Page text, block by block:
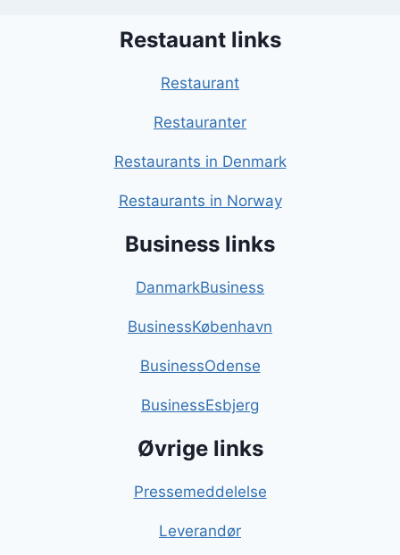
Restauant links
Restaurant
Restauranter
Restaurants in Denmark
Restaurants in Norway
Business links
DanmarkBusiness
BusinessKøbenhavn
BusinessOdense
BusinessEsbjerg
Øvrige links
Pressemeddelelse
Leverandør